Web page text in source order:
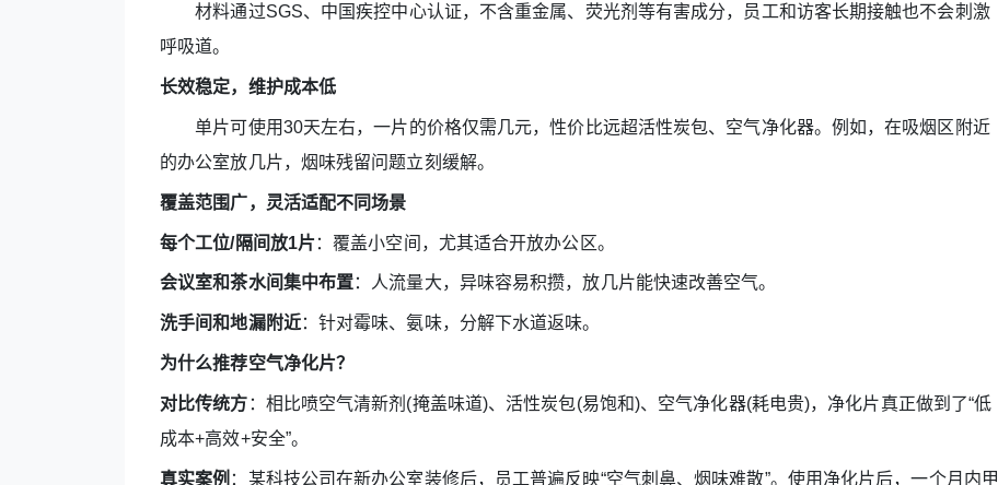
材料通过SGS、中国疾控中心认证，不含重金属、荧光剂等有害成分，员工和访客长期接触也不会刺激
呼吸道。
长效稳定，维护成本低
单片可使用30天左右，一片的价格仅需几元，性价比远超活性炭包、空气净化器。例如，在吸烟区附近
的办公室放几片，烟味残留问题立刻缓解。
覆盖范围广，灵活适配不同场景
每个工位/隔间放1片：覆盖小空间，尤其适合开放办公区。
会议室和茶水间集中布置：人流量大，异味容易积攒，放几片能快速改善空气。
洗手间和地漏附近：针对霉味、氨味，分解下水道返味。
为什么推荐空气净化片？
对比传统方 ：相比喷空气清新剂(掩盖味道)、活性炭包(易饱和)、空气净化器(耗电贵)，净化片真正做到了“低
成本+高效+安全”。
真实案例 ：某科技公司在新办公室装修后，员工普遍反映“空气刺鼻、烟味难散”。使用净化片后，一个月内甲